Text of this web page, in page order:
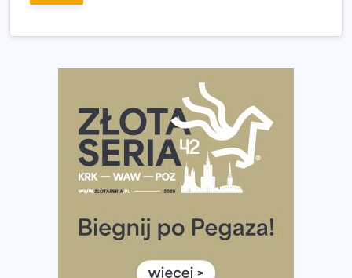
Rozbiegany Olsztyn szykuje się na weekend z
półmaratonem
Już w tę sobotę 35. Bieg Powstania Warszawskiego.
Wystartuje rekordowa liczba uczestników
35. Bieg Powstania Warszawskiego – praktyczny
Ile razy w tygodniu biegać? 3 treningi wystarczą? Jak
często biegać, żeby robić postępy